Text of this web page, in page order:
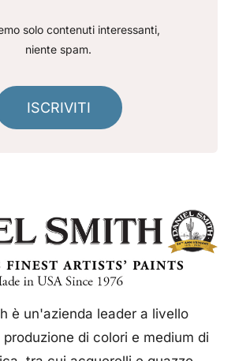
solo contenuti interessanti,
niente spam.
ISCRIVITI
è un'azienda leader a livello
di colori e medium di